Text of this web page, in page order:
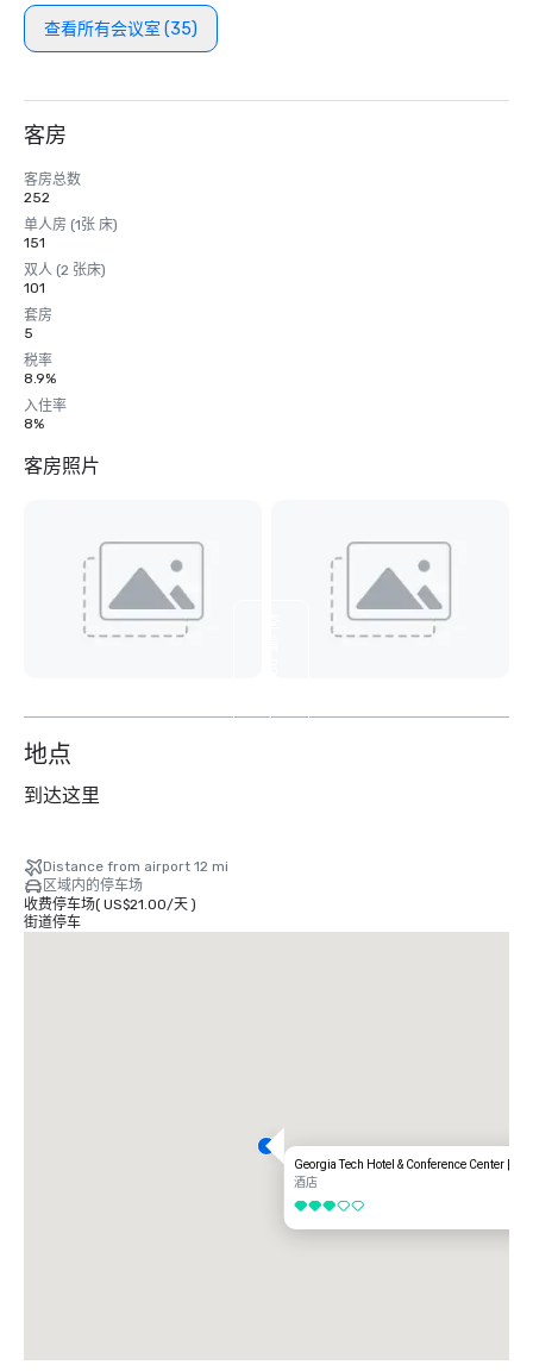
查看所有会议室 (35)
客房
客房总数
252
单人房 (1张 床)
151
双人 (2 张床)
101
套房
5
税率
8.9%
入住率
8%
客房照片
4
地点
到达这里
Distance from airport 12 mi
区域内的停车场
收费停车场( US$21.00/天)
街道停车
Georgia Tech Hotel & Conference Center |
酒店
3/5